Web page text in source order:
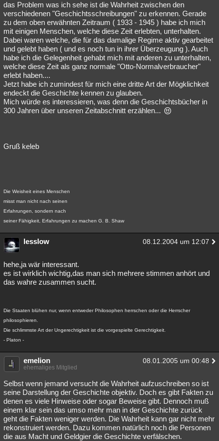
das Problem was ich sehe ist die Wahrheit zwischen den
verschiedenen "Geschichtsschreibungen" zu erkennen. Gerade
zu dem oben erwähnten Zeitraum ( 1933 - 1945 ) habe ich mich
mit einigen Menschen, welche diese Zeit erlebten, unterhalten.
Dabei waren welche, die für das damalige Regime aktiv gearbeitet
und gelebt haben ( und es noch tun in ihrer Überzeugung ). Auch
habe ich die Gelegenheit gehabt mich mit anderen zu unterhalten,
welche diese Zeit als ganz normale "Otto-Normalverbraucher"
erlebt haben....
Jetzt habe ich zumindest für mich eine dritte Art der Mögklichkeit
endeckt die Geschichte kennen zu glauben.
Mich würde es interessieren, was denn die Geschichtsbücher in
300 Jahren über unseren Zeitabschnitt erzählen...
Gruß keleb
Die Weisheit eines Menschen
misst man nicht nach seinen
Erfahrungen, sondern nach
seiner Fähigkeit, Erfahrungen zu machen G. B. Shaw
lesslow 08.12.2004 um 12:07
hehe,ja wär interessant.
es ist wirklich wichtig,das man sich mehrere stimmen anhört und
das wahre zusammen sucht.
Die Staaten blühen nur, wenn entweder Philosophen herrschen oder die Herrscher
philosophieren.
Die schlimmste Art der Ungerechtigkeit ist die vorgespielte Gerechtigkeit.
- Platon -
emelion 08.01.2005 um 00:48
ehemaliges Mitglied
Selbst wenn jemand versucht die Wahrheit aufzuschreiben so ist
seine Darstellung der Geschichte objektiv. Doch es gibt Fakten zu
denen es viele Hinweise oder sogar Beweise gibt. Dennoch muß
einem klar sein das umso mehr man in der Geschichte zurück
geht die Fakten weniger werden. Die Wahrheit kann gar nicht mehr
rekonstruiert werden. Dazu kommen natürlich noch die Personen
die aus Macht und Geldgier die Geschichte verfälschen.